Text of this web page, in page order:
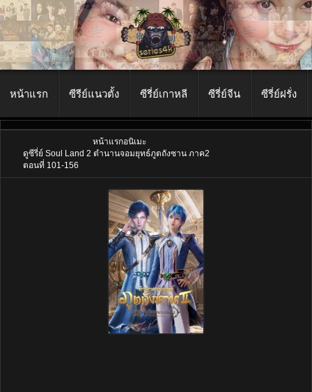
หน้าแรก ซีรีย์แนวตั้ง ซีรี่ย์เกาหลี ซีรี่ย์จีน ซีรี่ย์ฝรั่ง
หน้าแรกอนิเมะ
ดูซีรี่ย์ Soul Land 2 ตำนานจอมยุทธ์ภูตถังซาน ภาค2
ตอนที่ 101-156